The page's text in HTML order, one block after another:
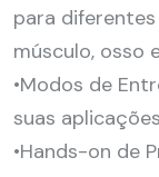
para
músculo, osso
•Modos de
suas
•Hands-on de